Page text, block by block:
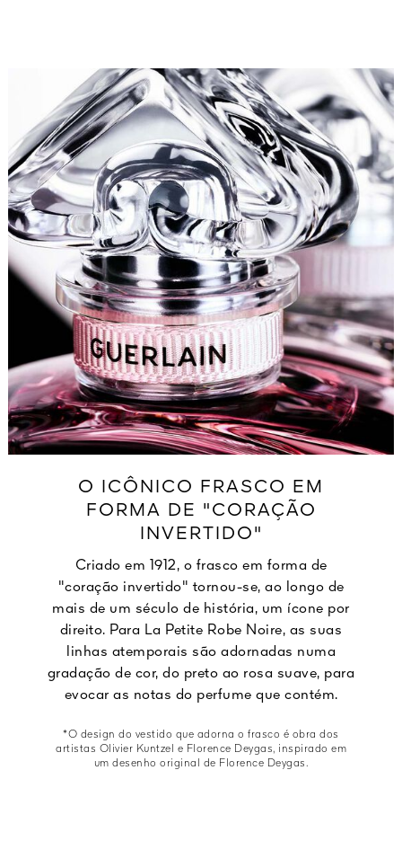
O ICÔNICO FRASCO EM
FORMA DE "CORAÇÃO
INVERTIDO"
Criado em 1912, o frasco em forma de
"coração invertido" tornou-se, ao longo de
mais de um século de história, um ícone por
direito. Para La Petite Robe Noire, as suas
linhas atemporais são adornadas numa
gradação de cor, do preto ao rosa suave, para
evocar as notas do perfume que contém.
*O design do vestido que adorna o frasco é obra dos
artistas Olivier Kuntzel e Florence Deygas, inspirado em
um desenho original de Florence Deygas.